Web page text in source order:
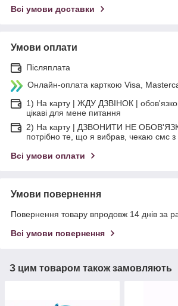
Всі умови доставки
Умови оплати
Післяплата
Онлайн-оплата карткою Visa,
1) На карту | ЖДУ ДЗВІНОК |
цікаві для мене питання
2) На карту | ДЗВОНИТИ НЕ
потрібно те, що я вибрав, чекаю смс з
Всі умови оплати
Умови повернення
Повернення товару впродовж 14 днів за
Всі умови повернення
З цим товаром також замовляють